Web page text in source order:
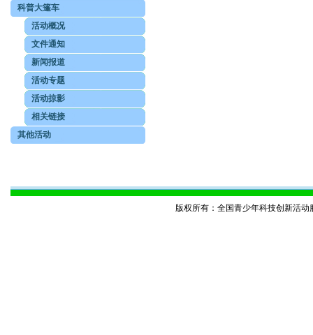
科普大篷车
活动概况
文件通知
新闻报道
活动专题
活动掠影
相关链接
其他活动
版权所有：全国青少年科技创新活